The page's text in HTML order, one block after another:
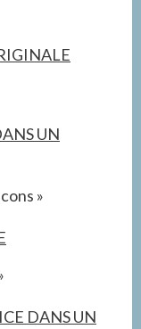
UN
»
DANS UN